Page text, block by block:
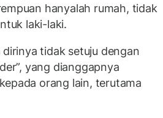
hanyalah rumah, tidak
laki-laki.
tidak setuju dengan
yang dianggapnya
orang lain, terutama